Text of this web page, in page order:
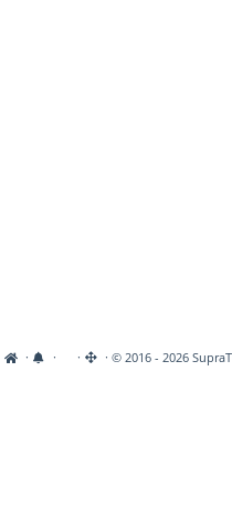
· · · · © 2016 - 2026